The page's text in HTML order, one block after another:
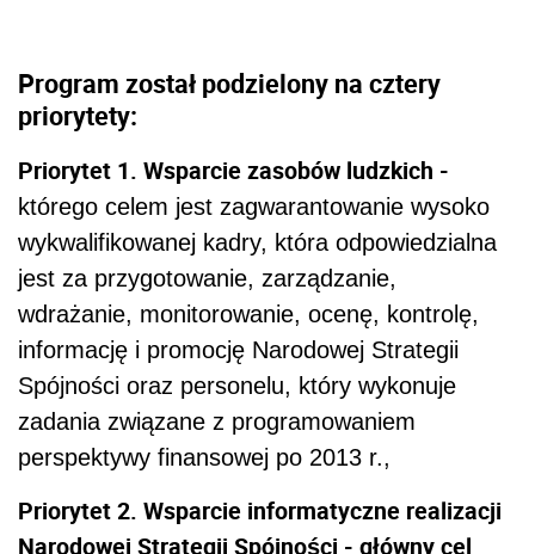
Program został podzielony na cztery
priorytety:
Priorytet 1. Wsparcie zasobów ludzkich -
którego celem jest zagwarantowanie wysoko
wykwalifikowanej kadry, która odpowiedzialna
jest za przygotowanie, zarządzanie,
wdrażanie, monitorowanie, ocenę, kontrolę,
informację i promocję Narodowej Strategii
Spójności oraz personelu, który wykonuje
zadania związane z programowaniem
perspektywy finansowej po 2013 r.,
Priorytet 2. Wsparcie informatyczne realizacji
Narodowej Strategii Spójności - główny cel